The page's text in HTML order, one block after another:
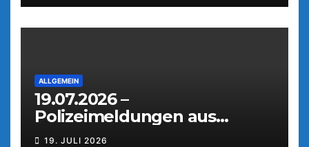
ALLGEMEIN
19.07.2026 –
Polizeimeldungen aus
Weiden
19. JULI 2026